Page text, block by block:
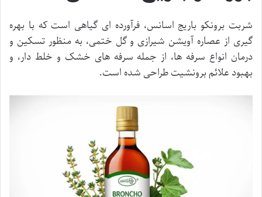
شربت برونکو باریج اسانس، فرآورده ای گیاهی است که با بهره
گیری از عصاره آویشن شیرازی و گل ختمی، به منظور تسکین و
درمان انواع سرفه ها، از جمله سرفه های خشک و خلط دار، و
بهبود علائم برونشیت طراحی شده است.